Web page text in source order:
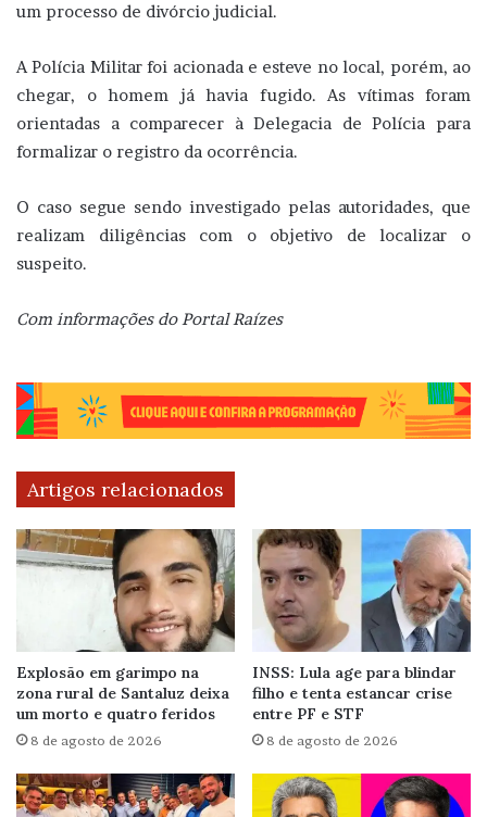
um processo de divórcio judicial.
A Polícia Militar foi acionada e esteve no local, porém, ao
chegar, o homem já havia fugido. As vítimas foram
orientadas a comparecer à Delegacia de Polícia para
formalizar o registro da ocorrência.
O caso segue sendo investigado pelas autoridades, que
realizam diligências com o objetivo de localizar o
suspeito.
Com informações do Portal Raízes
Artigos relacionados
Explosão em garimpo na
zona rural de Santaluz deixa
um morto e quatro feridos
8 de agosto de 2026
INSS: Lula age para blindar
filho e tenta estancar crise
entre PF e STF
8 de agosto de 2026